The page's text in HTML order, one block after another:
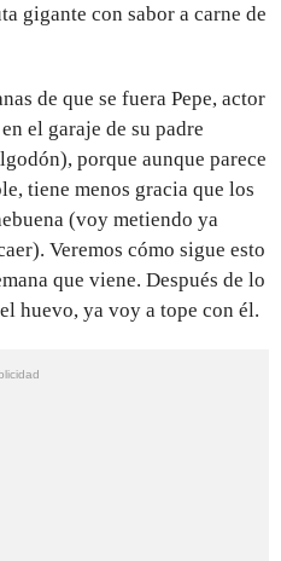
gigante con sabor a carne de
de que se fuera Pepe, actor
el garaje de su padre
porque aunque parece
tiene menos gracia que los
(voy metiendo ya
Veremos cómo sigue esto
que viene. Después de lo
huevo, ya voy a tope con él.